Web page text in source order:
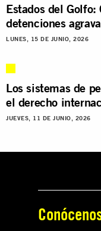
Estados del
detenciones
LUNES, 15 DE JUNIO, 2026
Los sistemas de
el derecho
JUEVES, 11 DE JUNIO, 2026